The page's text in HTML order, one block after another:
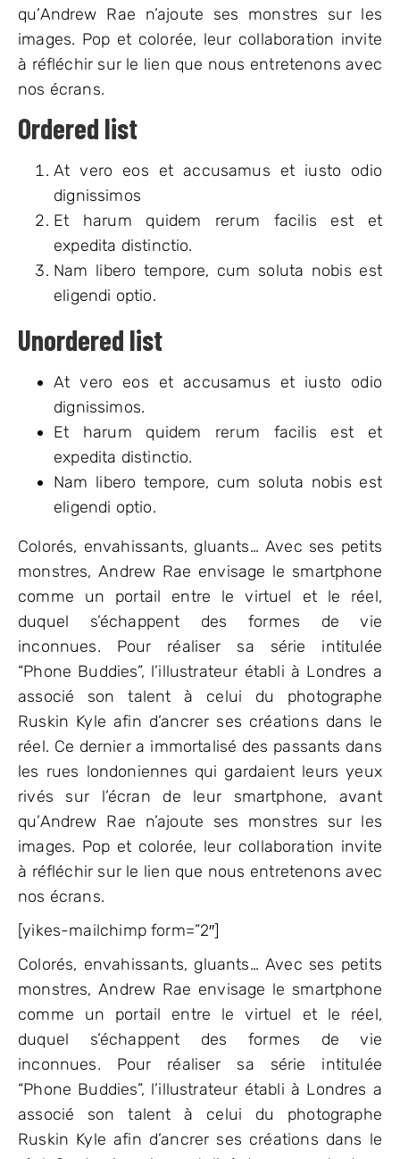
qu’Andrew Rae n’ajoute ses monstres sur les
images. Pop et colorée, leur collaboration invite
à réfléchir sur le lien que nous entretenons avec
nos écrans.
Ordered list
At vero eos et accusamus et iusto odio
dignissimos
Et harum quidem rerum facilis est et
expedita distinctio.
Nam libero tempore, cum soluta nobis est
eligendi optio.
Unordered list
At vero eos et accusamus et iusto odio
dignissimos.
Et harum quidem rerum facilis est et
expedita distinctio.
Nam libero tempore, cum soluta nobis est
eligendi optio.
Colorés, envahissants, gluants… Avec ses petits
monstres, Andrew Rae envisage le smartphone
comme un portail entre le virtuel et le réel,
duquel s’échappent des formes de vie
inconnues. Pour réaliser sa série intitulée
“Phone Buddies”, l’illustrateur établi à Londres a
associé son talent à celui du photographe
Ruskin Kyle afin d’ancrer ses créations dans le
réel. Ce dernier a immortalisé des passants dans
les rues londoniennes qui gardaient leurs yeux
rivés sur l’écran de leur smartphone, avant
qu’Andrew Rae n’ajoute ses monstres sur les
images. Pop et colorée, leur collaboration invite
à réfléchir sur le lien que nous entretenons avec
nos écrans.
[yikes-mailchimp form=”2″]
Colorés, envahissants, gluants… Avec ses petits
monstres, Andrew Rae envisage le smartphone
comme un portail entre le virtuel et le réel,
duquel s’échappent des formes de vie
inconnues. Pour réaliser sa série intitulée
“Phone Buddies”, l’illustrateur établi à Londres a
associé son talent à celui du photographe
Ruskin Kyle afin d’ancrer ses créations dans le